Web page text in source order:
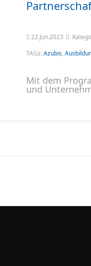
22.Jun.2023
TAGs:Azubis,
Mit dem
und